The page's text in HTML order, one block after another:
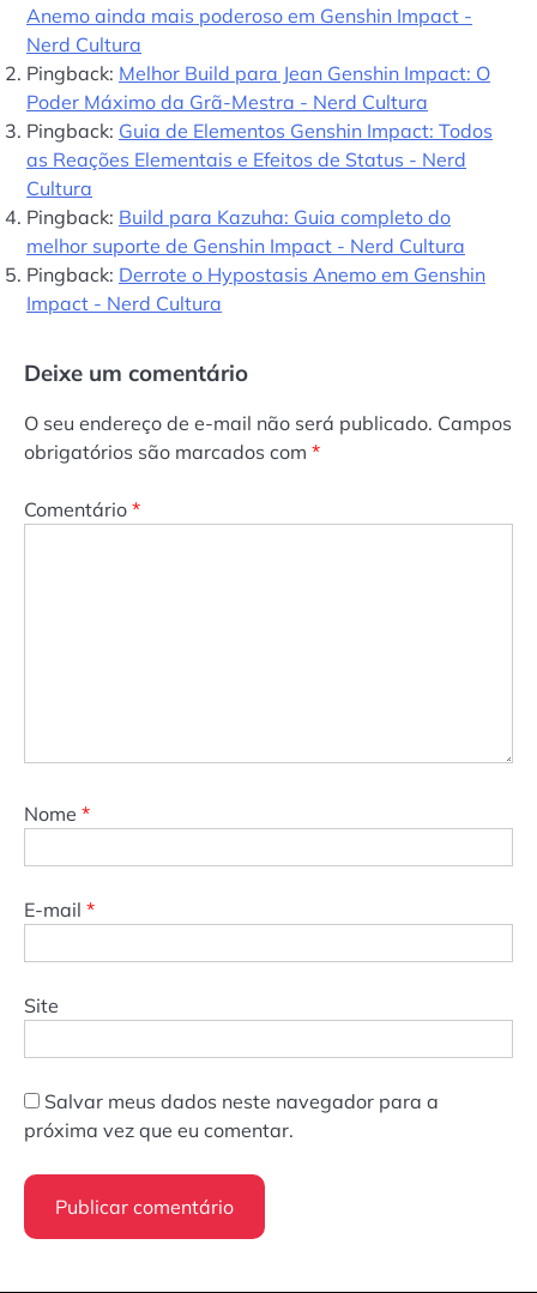
Anemo ainda mais poderoso em Genshin Impact -
Nerd Cultura
Pingback: Melhor Build para Jean Genshin Impact: O
Poder Máximo da Grã-Mestra - Nerd Cultura
Pingback: Guia de Elementos Genshin Impact: Todos
as Reações Elementais e Efeitos de Status - Nerd
Cultura
Pingback: Build para Kazuha: Guia completo do
melhor suporte de Genshin Impact - Nerd Cultura
Pingback: Derrote o Hypostasis Anemo em Genshin
Impact - Nerd Cultura
Deixe um comentário
O seu endereço de e-mail não será publicado. Campos
obrigatórios são marcados com *
Comentário *
Nome *
E-mail *
Site
Salvar meus dados neste navegador para a
próxima vez que eu comentar.